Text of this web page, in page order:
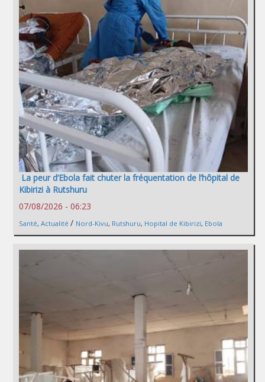
La peur d’Ebola fait chuter la fréquentation de l’hôpital de
Kibirizi à Rutshuru
07/08/2026 - 06:23
Santé, Actualité / Nord-Kivu, Rutshuru, Hopital de Kibirizi, Ebola